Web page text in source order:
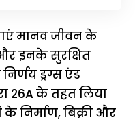
मानव जीवन के
इनके सुरक्षित
ड्रग्स एंड
26A के तहत लिया
निर्माण, बिक्री और